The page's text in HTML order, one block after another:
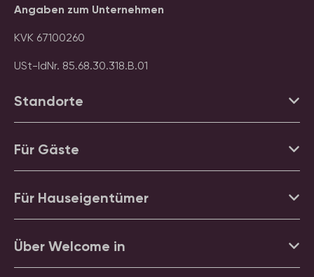
Angaben zum Unternehmen
KVK 67100260
USt-IdNr. 85.68.30.318.B.01
Standorte
Für Gäste
Für Hauseigentümer
Über Welcome in